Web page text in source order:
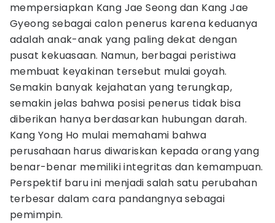
mempersiapkan Kang Jae Seong dan Kang Jae
Gyeong sebagai calon penerus karena keduanya
adalah anak-anak yang paling dekat dengan
pusat kekuasaan. Namun, berbagai peristiwa
membuat keyakinan tersebut mulai goyah.
Semakin banyak kejahatan yang terungkap,
semakin jelas bahwa posisi penerus tidak bisa
diberikan hanya berdasarkan hubungan darah.
Kang Yong Ho mulai memahami bahwa
perusahaan harus diwariskan kepada orang yang
benar-benar memiliki integritas dan kemampuan.
Perspektif baru ini menjadi salah satu perubahan
terbesar dalam cara pandangnya sebagai
pemimpin.